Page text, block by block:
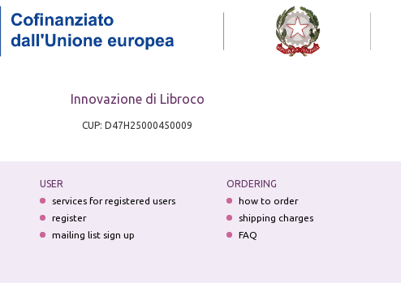
Innovazione di Libroco
CUP: D47H25000450009
USER
services for registered users
register
mailing list sign up
ORDERING
how to order
shipping charges
FAQ